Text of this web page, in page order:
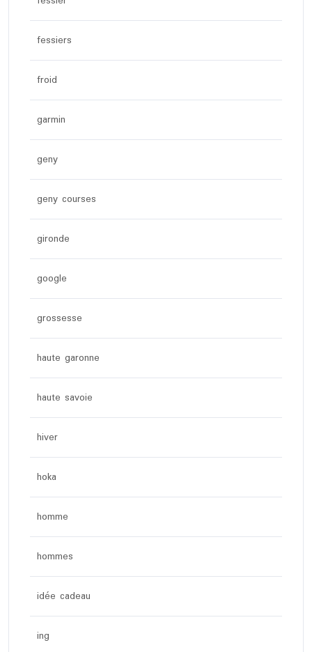
fessiers
froid
garmin
geny
geny courses
gironde
google
grossesse
haute garonne
haute savoie
hiver
hoka
homme
hommes
idée cadeau
ing